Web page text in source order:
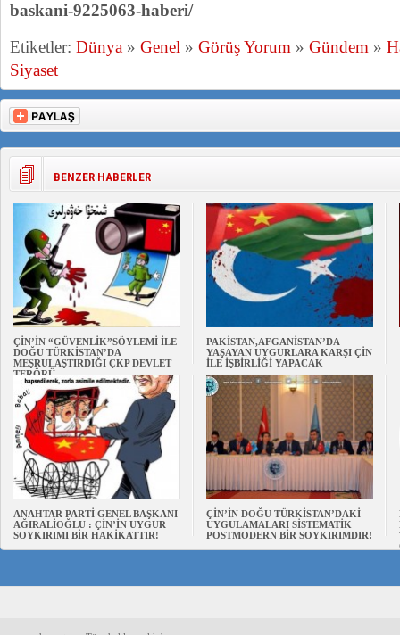
baskani-9225063-haberi/
Etiketler: Dünya » Genel » Görüş Yorum » Gündem »
Siyaset
BENZER HABERLER
ÇİN’İN “GÜVENLİK”SÖYLEMİ İLE
DOĞU TÜRKİSTAN’DA
MEŞRULAŞTIRDIĞI ÇKP DEVLET
TERÖRÜ
PAKİSTAN,AFGANİSTAN’DA
YAŞAYAN UYGURLARA KARŞI ÇİN
İLE İŞBİRLİĞİ YAPACAK
ANAHTAR PARTİ GENEL BAŞKANI
AĞIRALİOĞLU : ÇİN’İN UYGUR
SOYKIRIMI BİR HAKİKATTIR!
ÇİN’İN DOĞU TÜRKİSTAN’DAKİ
UYGULAMALARI SİSTEMATİK
POSTMODERN BİR SOYKIRIMDIR!